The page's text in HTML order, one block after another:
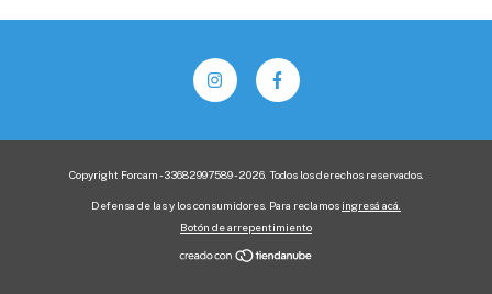
Copyright Forcam - 33682997589 - 2026. Todos los derechos reservados.
Defensa de las y los consumidores. Para reclamos ingresá acá.
Botón de arrepentimiento